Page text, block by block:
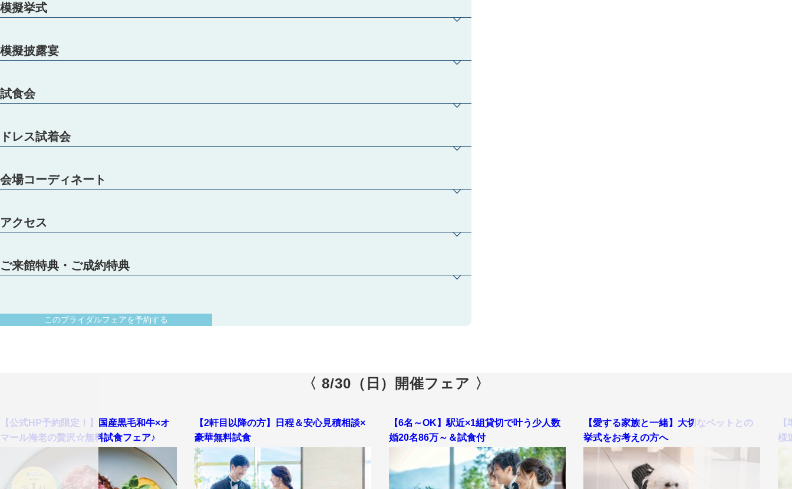
【初めての見学・列席経験０でも安心♪】スタイルグループのプロスタッフが安心のフルサポート！おふたりにあった結婚式を
ご提案します。中でも、シャンデリアと大理石が白くキラキラと輝く天空のチャペルは必見！！
模擬挙式
【圧巻の絶景！天空チャペル】地上101ｍの天空のチャペルでの、挙式入場を体験♪市内を一望できる景観を背景に、お二人の
挙式シーンをイメージ♪
模擬披露宴
試食会
ドレス試着会
会場コーディネート
アクセス
ご来館特典・ご成約特典
このブライダルフェアを予約する
〈 8/30（日）開催フェア 〉
【公式HP予約限定！】国産黒毛和牛×オ
マール海老の贅沢☆無料試食フェア♪
【2軒目以降の方】日程＆安心見積相談×
豪華無料試食
【6名～OK】駅近×1組貸切で叶う少人数
婚20名86万～＆試食付
【愛する家族と一緒】大切なペットとの
挙式をお考えの方へ
様